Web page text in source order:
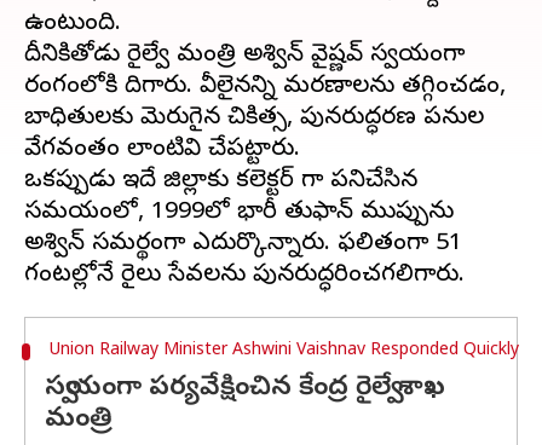
ఉంటుంది.
దీనికితోడు రైల్వే మంత్రి అశ్విన్ వైష్ణవ్ స్వయంగా
రంగంలోకి దిగారు. వీలైనన్ని మరణాలను తగ్గించడం,
బాధితులకు మెరుగైన చికిత్స, పునరుద్ధరణ పనుల
వేగవంతం లాంటివి చేపట్టారు.
ఒకప్పుడు ఇదే జిల్లాకు కలెక్టర్ గా పనిచేసిన
సమయంలో, 1999లో భారీ తుఫాన్ ముప్పును
అశ్విన్ సమర్థంగా ఎదుర్కొన్నారు. ఫలితంగా 51
Union Railway Minister Ashwini Vaishnav Responded Quickly
స్వయంగా పర్యవేక్షించిన కేంద్ర రైల్వే శాఖ
మంత్రి